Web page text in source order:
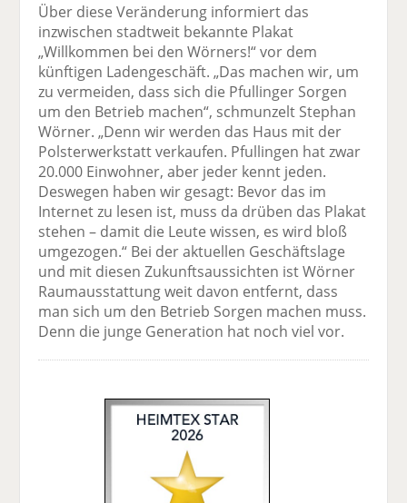
Über diese Veränderung informiert das
inzwischen stadtweit bekannte Plakat
„Willkommen bei den Wörners!“ vor dem
künftigen Ladengeschäft. „Das machen wir, um
zu vermeiden, dass sich die Pfullinger Sorgen
um den Betrieb machen“, schmunzelt Stephan
Wörner. „Denn wir werden das Haus mit der
Polsterwerkstatt verkaufen. Pfullingen hat zwar
20.000 Einwohner, aber jeder kennt jeden.
Deswegen haben wir gesagt: Bevor das im
Internet zu lesen ist, muss da drüben das Plakat
stehen – damit die Leute wissen, es wird bloß
umgezogen.“ Bei der aktuellen Geschäftslage
und mit diesen Zukunftsaussichten ist Wörner
Raumausstattung weit davon entfernt, dass
man sich um den Betrieb Sorgen machen muss.
Denn die junge Generation hat noch viel vor.